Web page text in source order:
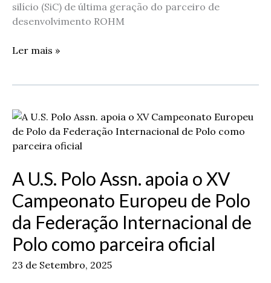
silício (SiC) de última geração do parceiro de
desenvolvimento ROHM
Ler mais »
A U.S. Polo Assn. apoia o XV
Campeonato Europeu de Polo
da Federação Internacional de
Polo como parceira oficial
23 de Setembro, 2025
A
U.S.
Polo
apoia
o
XV
Campeonato
Europeu
de
Polo